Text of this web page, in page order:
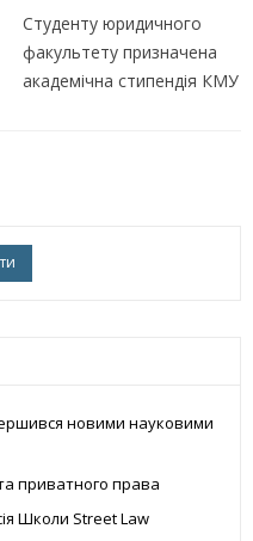
Студенту юридичного
факультету призначена
академічна стипендія КМУ
новими науковими
приватного права
Школи Street Law